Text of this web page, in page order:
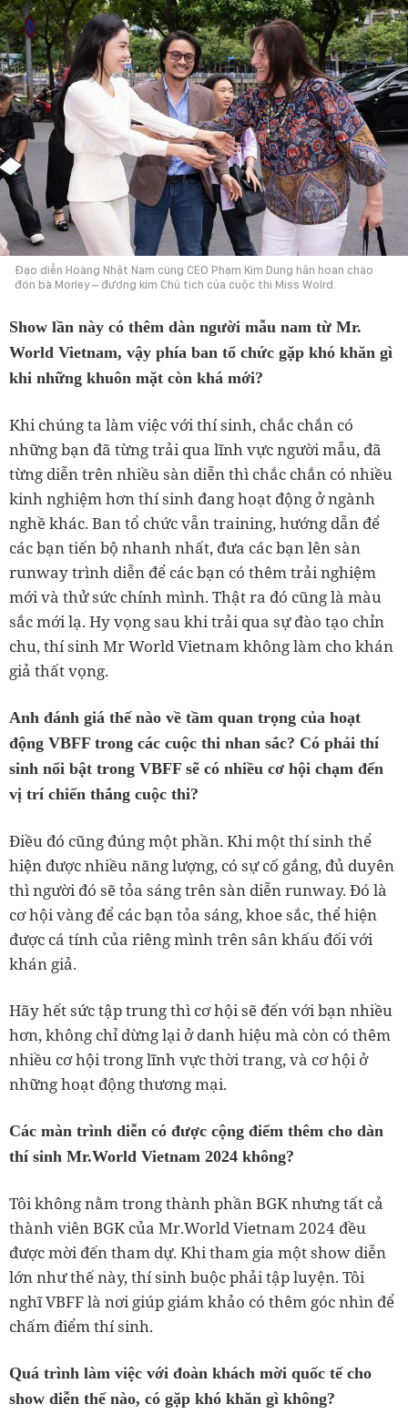
Đạo diễn Hoàng Nhật Nam cùng CEO Phạm Kim Dung hân hoan chào
đón bà Morley – đương kim Chủ tịch của cuộc thi Miss Wolrd.
Show lần này có thêm dàn người mẫu nam từ Mr.
World Vietnam, vậy phía ban tổ chức gặp khó khăn gì
khi những khuôn mặt còn khá mới?
Khi chúng ta làm việc với thí sinh, chắc chắn có
những bạn đã từng trải qua lĩnh vực người mẫu, đã
từng diễn trên nhiều sàn diễn thì chắc chắn có nhiều
kinh nghiệm hơn thí sinh đang hoạt động ở ngành
nghề khác. Ban tổ chức vẫn training, hướng dẫn để
các bạn tiến bộ nhanh nhất, đưa các bạn lên sàn
runway trình diễn để các bạn có thêm trải nghiệm
mới và thử sức chính mình. Thật ra đó cũng là màu
sắc mới lạ. Hy vọng sau khi trải qua sự đào tạo chỉn
chu, thí sinh Mr World Vietnam không làm cho khán
giả thất vọng.
Anh đánh giá thế nào về tầm quan trọng của hoạt
động VBFF trong các cuộc thi nhan sắc? Có phải thí
sinh nổi bật trong VBFF sẽ có nhiều cơ hội chạm đến
vị trí chiến thắng cuộc thi?
Điều đó cũng đúng một phần. Khi một thí sinh thể
hiện được nhiều năng lượng, có sự cố gắng, đủ duyên
thì người đó sẽ tỏa sáng trên sàn diễn runway. Đó là
cơ hội vàng để các bạn tỏa sáng, khoe sắc, thể hiện
được cá tính của riêng mình trên sân khấu đối với
khán giả.
Hãy hết sức tập trung thì cơ hội sẽ đến với bạn nhiều
hơn, không chỉ dừng lại ở danh hiệu mà còn có thêm
nhiều cơ hội trong lĩnh vực thời trang, và cơ hội ở
những hoạt động thương mại.
Các màn trình diễn có được cộng điểm thêm cho dàn
thí sinh Mr.World Vietnam 2024 không?
Tôi không nằm trong thành phần BGK nhưng tất cả
thành viên BGK của Mr.World Vietnam 2024 đều
được mời đến tham dự. Khi tham gia một show diễn
lớn như thế này, thí sinh buộc phải tập luyện. Tôi
nghĩ VBFF là nơi giúp giám khảo có thêm góc nhìn để
chấm điểm thí sinh.
Quá trình làm việc với đoàn khách mời quốc tế cho
show diễn thế nào, có gặp khó khăn gì không?